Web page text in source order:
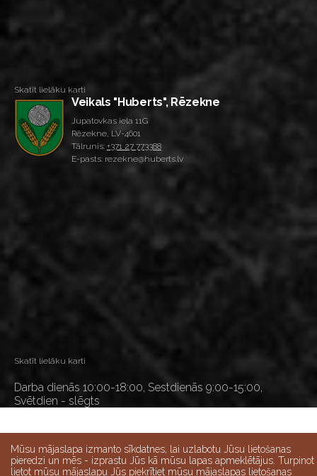
Skatīt lielāku karti
Veikals "Huberts", Rēzekne
Jupatovkas iela 11G
Rēzekne, LV-4601
Tālrunis: +371 27 773388
E-pasts: rezekne@huberts.lv
Skatīt lielāku karti
Darba dienās 10:00-18:00, Sestdienās 9:00-15:00,
Svētdien - slēgts
Mūsu mājaslapa izmanto sīkdatnes, lai uzlabotu Jūsu lietošanas
pieredzi un mēs - izprastu Jūs kā mūsu lapas apmeklētājus. Turpinot
lietot mūsu mājaslapu Jūs piekrītiet mūsu mājaslapas lietošanas